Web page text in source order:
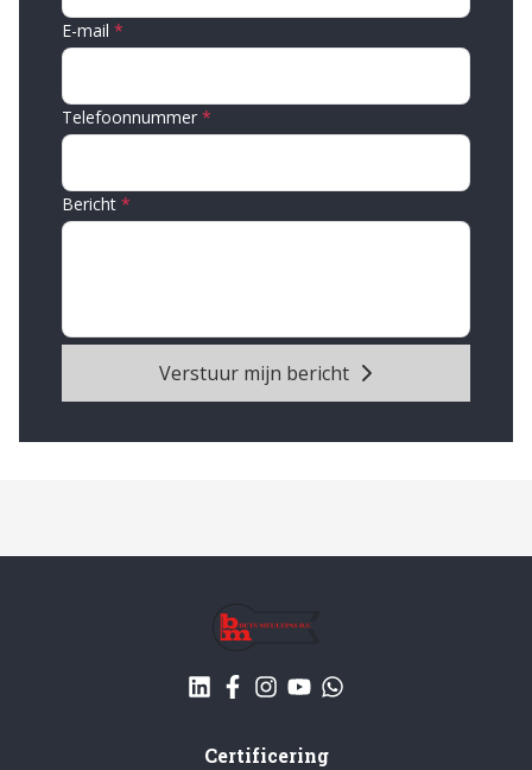
E-mail
Telefoonnummer
Bericht
Verstuur mijn bericht
Certificering